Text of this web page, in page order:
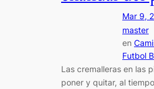
Mar 9,
master
en
Futbol
Las cremalleras en las
poner y quitar, al